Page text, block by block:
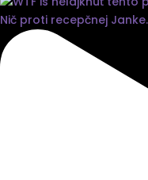
Nič proti recepčnej